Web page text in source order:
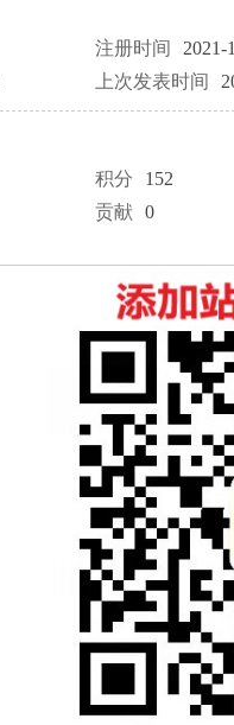
注册时间
2021-
上次发表时间
积分
152
贡献 0